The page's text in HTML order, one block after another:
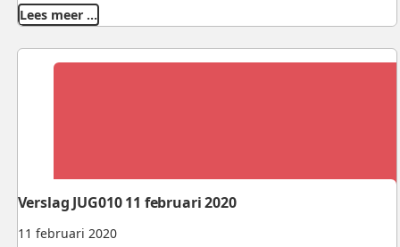
Lees meer …
11 februari 2020
Verslag JUG010 11 februari 2020